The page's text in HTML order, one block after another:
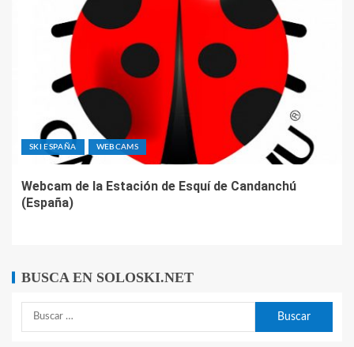
SKI ESPAÑA WEBCAMS
Webcam de la Estación de Esquí de Candanchú
(España)
BUSCA EN SOLOSKI.NET